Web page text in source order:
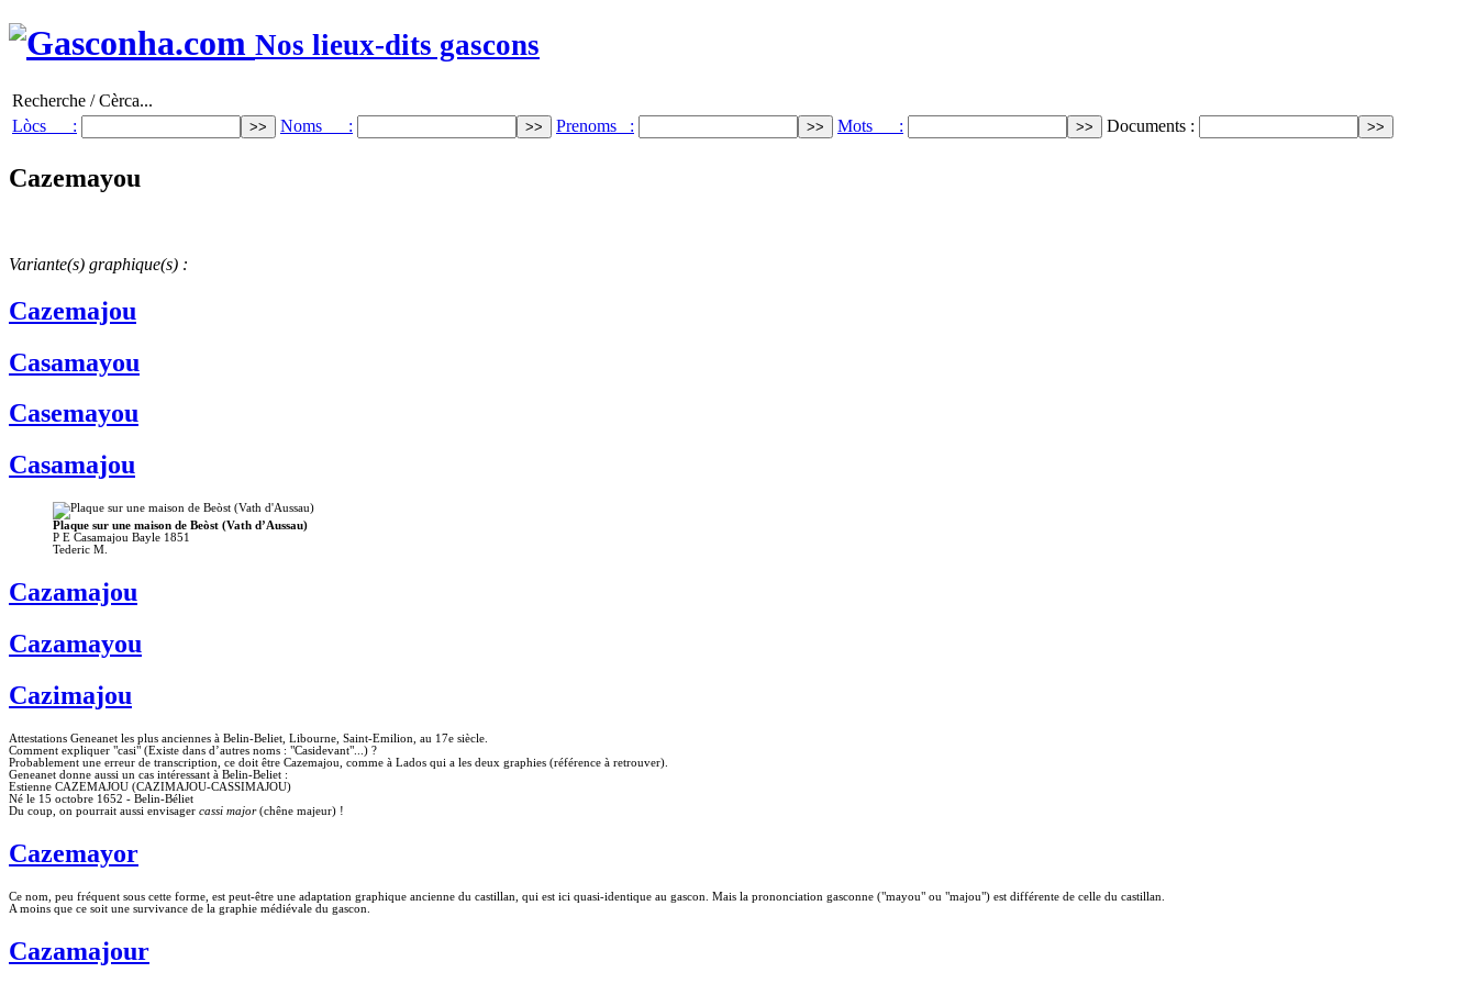
Nos lieux-dits gascons
Recherche / Cèrca...
Lòcs :
Noms : Prenoms : Mots : Documents :
Cazemayou
Variante(s) graphique(s) :
Cazemajou
Casamayou
Casemayou
Casamajou
Plaque sur une maison de Beòst (Vath d’Aussau)
P E Casamajou Bayle 1851
Tederic M.
Cazamajou
Cazamayou
Cazimajou
Attestations Geneanet les plus anciennes à Belin-Beliet, Libourne, Saint-Emilion, au 17e siècle.
Comment expliquer "casi" (Existe dans d’autres noms : "Casidevant"...) ?
Probablement une erreur de transcription, ce doit être Cazemajou, comme à Lados qui a les deux graphies (référence à retrouver).
Geneanet donne aussi un cas intéressant à Belin-Beliet :
Estienne CAZEMAJOU (CAZIMAJOU-CASSIMAJOU)
Né le 15 octobre 1652 - Belin-Béliet
Du coup, on pourrait aussi envisager cassi major(chêne majeur) !
Cazemayor
Ce nom, peu fréquent sous cette forme, est peut-être une adaptation graphique ancienne du castillan, qui est ici quasi-identique au gascon. Mais la prononciation gasconne ("mayou" ou "majou") est différente de celle du castillan.
A moins que ce soit une survivance de la graphie médiévale du gascon.
Cazamajour